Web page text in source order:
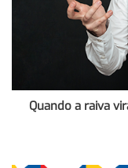
Quando a raiva